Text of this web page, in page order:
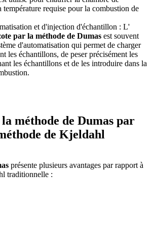
température requise pour la combustion de
et d'injection d'échantillon : L'
par la méthode de Dumas est souvent
d'automatisation qui permet de charger
les échantillons, de peser précisément les
les échantillons et de les introduire dans la
la méthode de Dumas par
de Kjeldahl
présente plusieurs avantages par rapport à
traditionnelle :